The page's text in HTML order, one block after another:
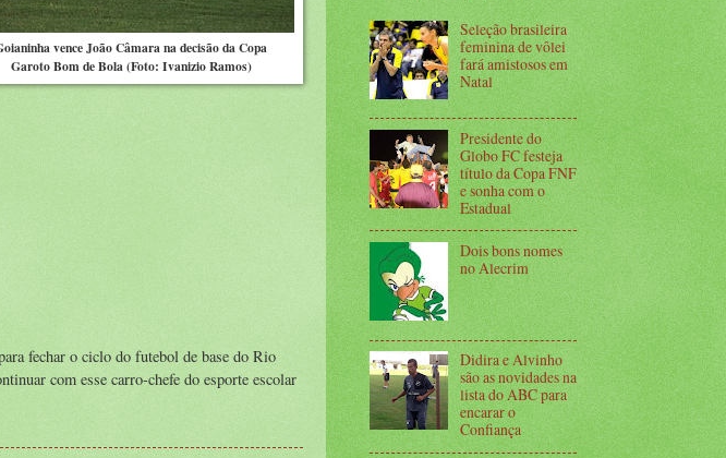
vence João Câmara na decisão da Copa
Garoto Bom de Bola (Foto: Ivanizio Ramos)
fechar o ciclo do futebol de base do Rio
com esse carro-chefe do esporte escolar
Seleção brasileira
feminina de vôlei
fará amistosos em
Natal
Presidente do
Globo FC festeja
título da Copa FNF
e sonha com o
Estadual
Dois bons nomes
no Alecrim
Didira e Alvinho
são as novidades na
lista do ABC para
encarar o
Confiança